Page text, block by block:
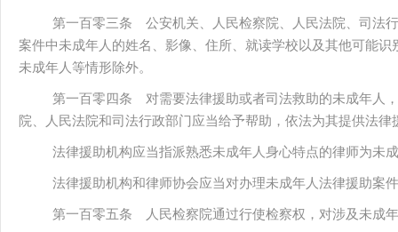
第一百零三条 公安机关、人民检察院、人民法院、司法
案件中未成年人的姓名、影像、住所、就读学校以及其他可能
未成年人等情形除外。
第一百零四条 对需要法律援助或者司法救助的未成年人
院、人民法院和司法行政部门应当给予帮助，依法为其提供法律
法律援助机构应当指派熟悉未成年人身心特点的律师为未
法律援助机构和律师协会应当对办理未成年人法律援助案
第一百零五条 人民检察院通过行使检察权，对涉及未成